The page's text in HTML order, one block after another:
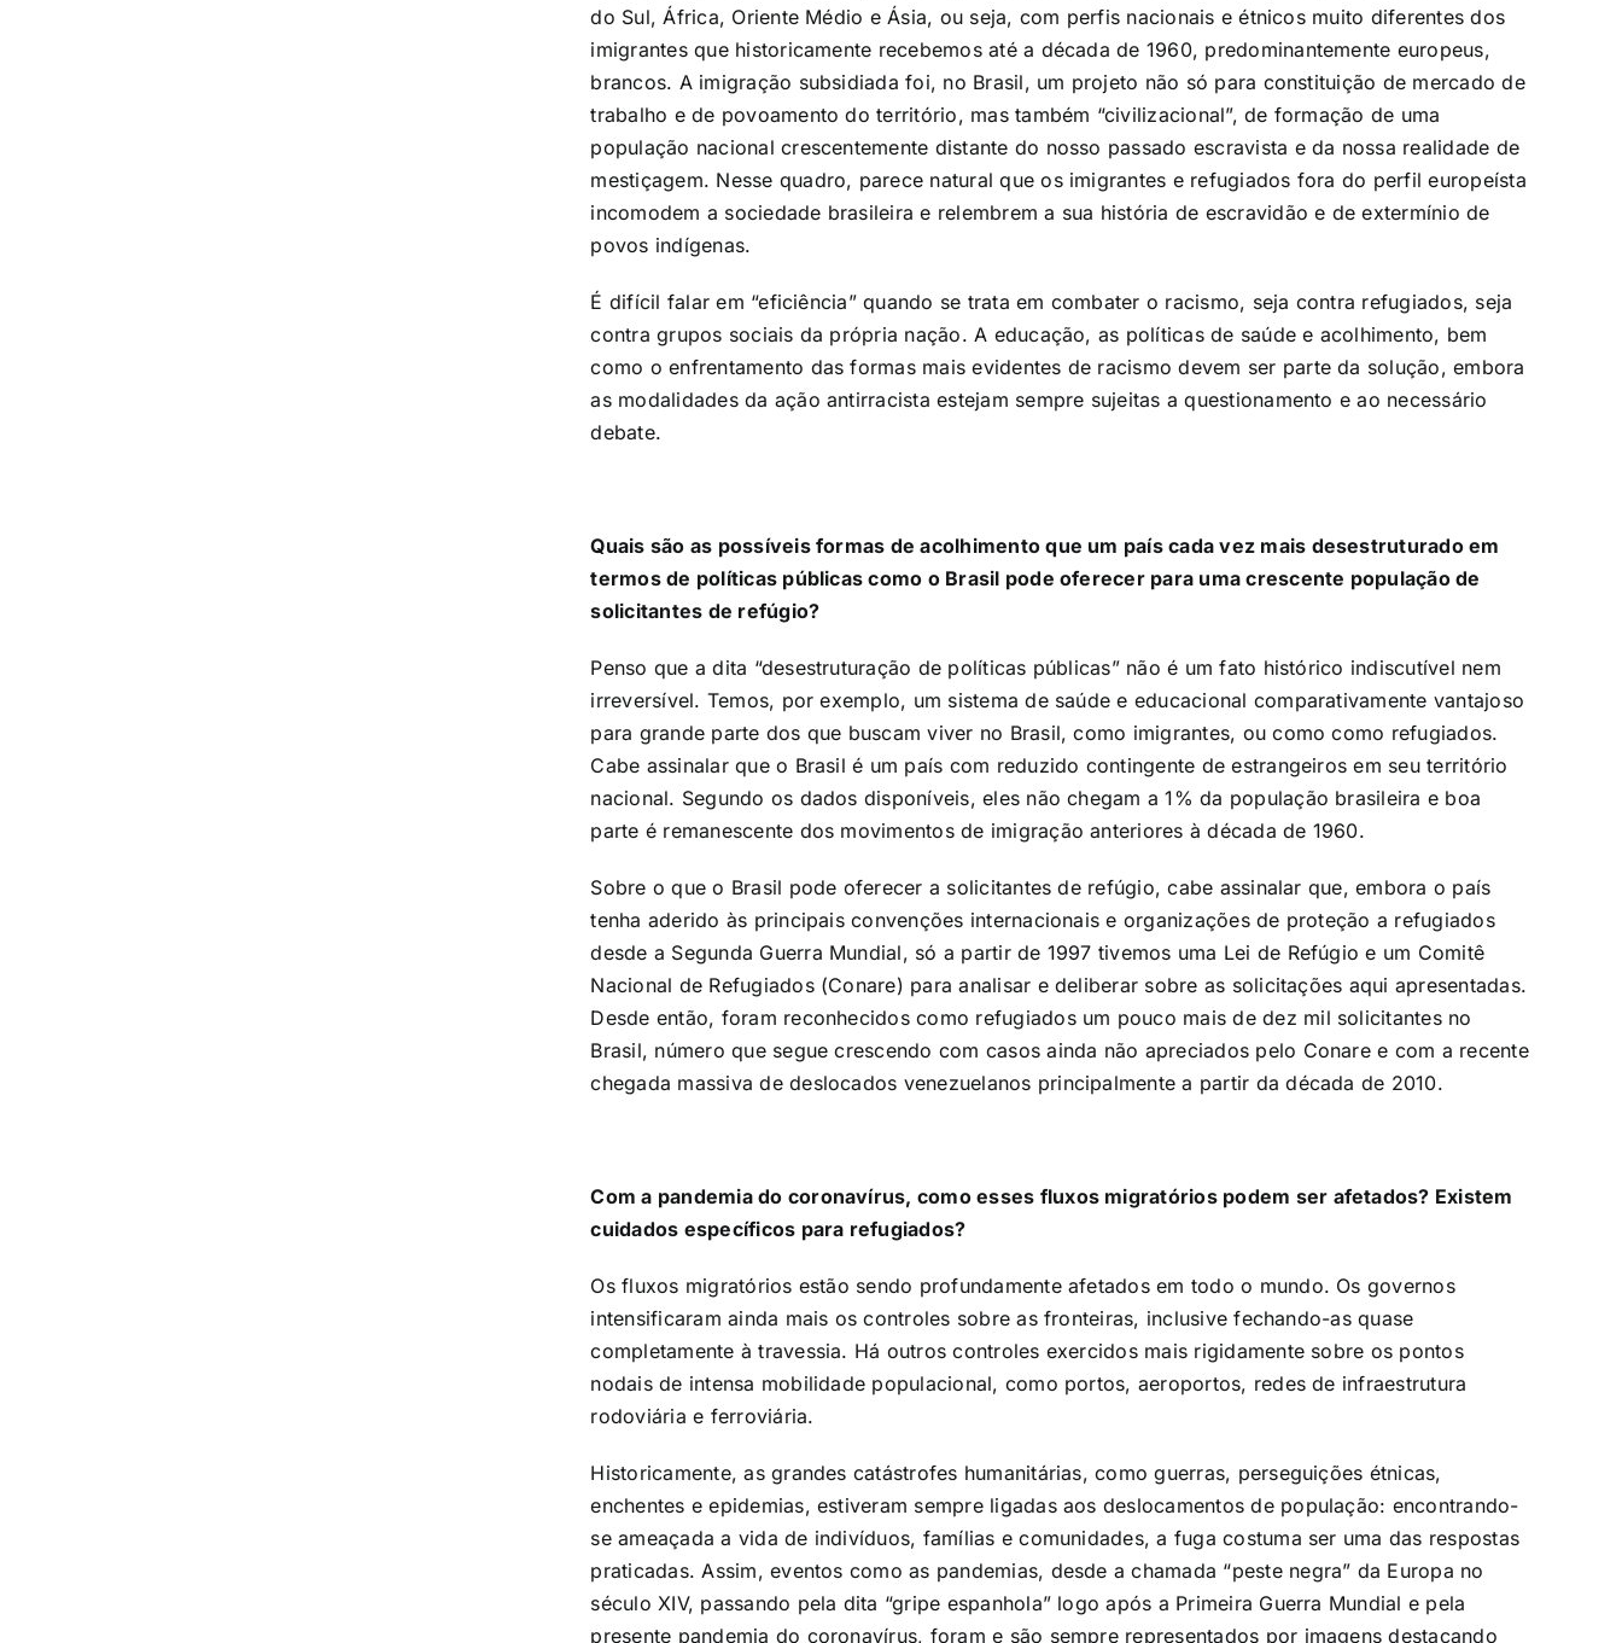
do Sul, África, Oriente Médio e Ásia, ou seja, com perfis nacionais e étnicos muito diferentes dos
imigrantes que historicamente recebemos até a década de 1960, predominantemente europeus,
brancos. A imigração subsidiada foi, no Brasil, um projeto não só para constituição de mercado de
trabalho e de povoamento do território, mas também “civilizacional”, de formação de uma
população nacional crescentemente distante do nosso passado escravista e da nossa realidade de
mestiçagem. Nesse quadro, parece natural que os imigrantes e refugiados fora do perfil europeísta
incomodem a sociedade brasileira e relembrem a sua história de escravidão e de extermínio de
povos indígenas.
É difícil falar em “eficiência” quando se trata em combater o racismo, seja contra refugiados, seja
contra grupos sociais da própria nação. A educação, as políticas de saúde e acolhimento, bem
como o enfrentamento das formas mais evidentes de racismo devem ser parte da solução, embora
as modalidades da ação antirracista estejam sempre sujeitas a questionamento e ao necessário
debate.
Quais são as possíveis formas de acolhimento que um país cada vez mais desestruturado em
termos de políticas públicas como o Brasil pode oferecer para uma crescente população de
solicitantes de refúgio?
Penso que a dita “desestruturação de políticas públicas” não é um fato histórico indiscutível nem
irreversível. Temos, por exemplo, um sistema de saúde e educacional comparativamente vantajoso
para grande parte dos que buscam viver no Brasil, como imigrantes, ou como como refugiados.
Cabe assinalar que o Brasil é um país com reduzido contingente de estrangeiros em seu território
nacional. Segundo os dados disponíveis, eles não chegam a 1% da população brasileira e boa
parte é remanescente dos movimentos de imigração anteriores à década de 1960.
Sobre o que o Brasil pode oferecer a solicitantes de refúgio, cabe assinalar que, embora o país
tenha aderido às principais convenções internacionais e organizações de proteção a refugiados
desde a Segunda Guerra Mundial, só a partir de 1997 tivemos uma Lei de Refúgio e um Comitê
Nacional de Refugiados (Conare) para analisar e deliberar sobre as solicitações aqui apresentadas.
Desde então, foram reconhecidos como refugiados um pouco mais de dez mil solicitantes no
Brasil, número que segue crescendo com casos ainda não apreciados pelo Conare e com a recente
chegada massiva de deslocados venezuelanos principalmente a partir da década de 2010.
Com a pandemia do coronavírus, como esses fluxos migratórios podem ser afetados? Existem
cuidados específicos para refugiados?
Os fluxos migratórios estão sendo profundamente afetados em todo o mundo. Os governos
intensificaram ainda mais os controles sobre as fronteiras, inclusive fechando-as quase
completamente à travessia. Há outros controles exercidos mais rigidamente sobre os pontos
nodais de intensa mobilidade populacional, como portos, aeroportos, redes de infraestrutura
rodoviária e ferroviária.
Historicamente, as grandes catástrofes humanitárias, como guerras, perseguições étnicas,
enchentes e epidemias, estiveram sempre ligadas aos deslocamentos de população: encontrando-
se ameaçada a vida de indivíduos, famílias e comunidades, a fuga costuma ser uma das respostas
praticadas. Assim, eventos como as pandemias, desde a chamada “peste negra” da Europa no
século XIV, passando pela dita “gripe espanhola” logo após a Primeira Guerra Mundial e pela
presente pandemia do coronavírus, foram e são sempre representados por imagens destacando